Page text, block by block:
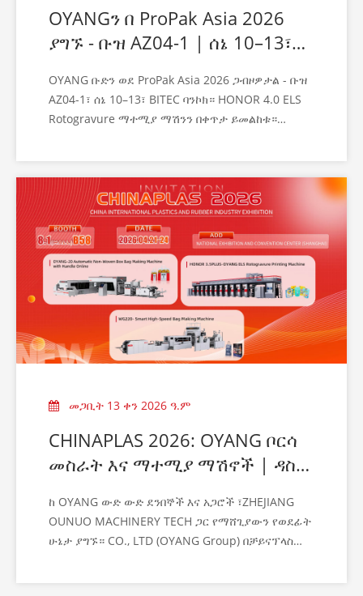
OYANGን በ ProPak Asia 2026
ያግኙ - ቡዝ AZ04-1 | ሰኔ 10–13፣
OYANG ቡድን ወደ ProPak Asia 2026 ጋብዞዎታል - ቡዝ
AZ04-1፣ ሰኔ 10–13፣ BITEC ባንኮክ። HONOR 4.0 ELS
Rotogravure ማተሚያ ማሽንን በቀጥታ ይመልከቱ።
መጋቢት 13 ቀን 2026 ዓ.ም
CHINAPLAS 2026: OYANG ቦርሳ
መስራት እና ማተሚያ ማሽኖች | ዳስ
ከ OYANG ውድ ውድ ደንበኞች እና አጋሮች ፣ZHEJIANG
OUNUO MACHINERY TECH ጋር የማሸጊያውን የወደፊት
ሁኔታ ያግኙ። CO., LTD (OYANG Group) በቻይናፕላስ
ላይ እንድትገኙ በአክብሮት ይጋብዛችኋል። በማሸጊያ ማሽነሪ